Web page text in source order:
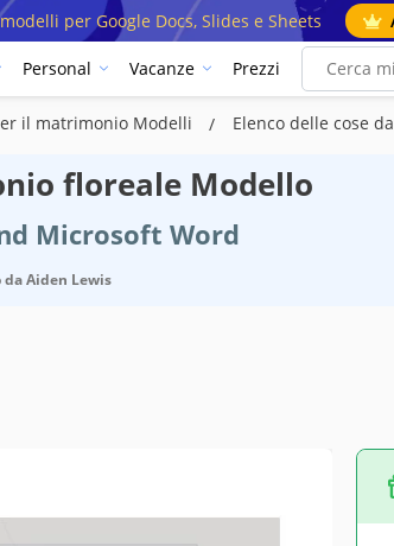
per Google Docs, Slides e Sheets
Personal Vacanze Prezzi
il matrimonio Modelli Elenco delle cose
floreale Modello
Microsoft Word
daAiden Lewis